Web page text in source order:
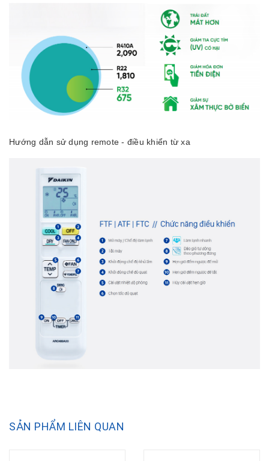
Hướng dẫn sử dụng remote - điều khiển từ xa
SẢN PHẨM LIÊN QUAN